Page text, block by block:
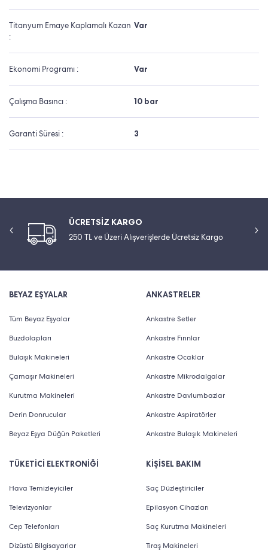
Titanyum Emaye Kaplamalı Kazan
:
Var
Ekonomi Programı : Var
Çalışma Basıncı : 10 bar
Garanti Süresi : 3
ÜCRETSİZ KARGO
250 TL ve Üzeri Alışverişlerde Ücretsiz Kargo
BEYAZ EŞYALAR
Tüm Beyaz Eşyalar
Buzdolapları
Bulaşık Makineleri
Çamaşır Makineleri
Kurutma Makineleri
Derin Donrucular
Beyaz Eşya Düğün Paketleri
TÜKETİCİ ELEKTRONİĞİ
Hava Temizleyiciler
Televizyonlar
Cep Telefonları
Dizüstü Bilgisayarlar
ANKASTRELER
Ankastre Setler
Ankastre Fırınlar
Ankastre Ocaklar
Ankastre Mikrodalgalar
Ankastre Davlumbazlar
Ankastre Aspiratörler
Ankastre Bulaşık Makineleri
KİŞİSEL BAKIM
Saç Düzleştiriciler
Epilasyon Cihazları
Saç Kurutma Makineleri
Tıraş Makineleri